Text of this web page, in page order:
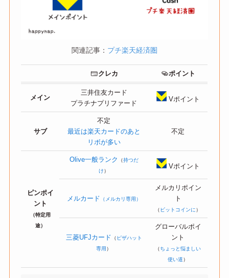
関連記事： プチ楽天経済圏
クレカ ポイント
メイン
三井住友カード
プラチナプリファード
Vポイント
サブ
不定
最近は楽天カードのあと
リボが多い
不定
ピンポイ
ント
（特定用
途）
Olive一般ランク （持つだ
け）
Vポイント
メルカード （メルカリ専用）
メルカリポイン
ト
（ ビットコインに）
三菱UFJカード （ピザハット
専用）
グローバルポイ
ント
（ちょっと悩ましい
使い道）